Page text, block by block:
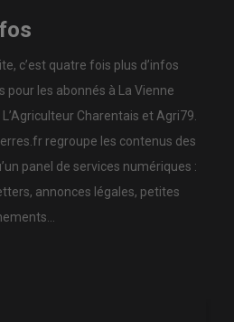
c’est quatre fois plus d’infos
pour les abonnés à La Vienne
Charentais et Agri79.
regroupe les contenus des
panel de services numériques :
annonces légales, petites